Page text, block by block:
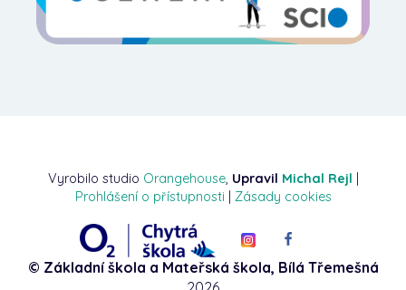
Vyrobilo studio Orangehouse, Upravil Michal Rejl |
Prohlášení o přístupnosti | Zásady cookies
© Základní škola a Mateřská škola, Bílá Třemešná